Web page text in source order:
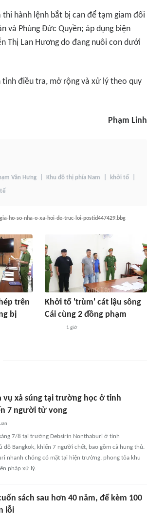
hành lệnh bắt bị can để tạm giam đối
và Phùng Đức Quyền; áp dụng biện
Thị Lan Hương do đang nuôi con dưới
tỉnh điều tra, mở rộng và xử lý theo quy
Phạm Linh
Văn Hưng Khu đô thị phía Nam khởi tố
ho-so-nha-o-xa-hoi-de-truc-loi-postid447429.bbg
trên
bị
Khởi tố 'trùm' cát lậu sông
Cái cùng 2 đồng phạm
1 giờ
vụ xả súng tại trường học ở tỉnh
7 người tử vong
7/8 tại trường Debsirin Nonthaburi ở tỉnh
đô Bangkok, khiến 7 người chết, bao gồm cả hung thủ.
nhanh chóng có mặt tại hiện trường, phong tỏa khu
pháp xử lý.
sách sau hơn 40 năm, để kèm 100
lỗi